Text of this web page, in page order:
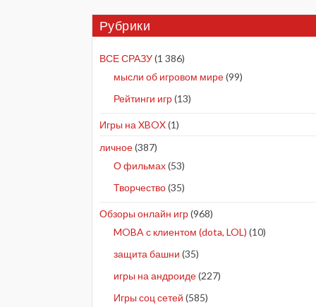
Рубрики
ВСЕ СРАЗУ(1 386)
мысли об игровом мире(99)
Рейтинги игр(13)
Игры на XBOX(1)
личное(387)
О фильмах(53)
Творчество(35)
Обзоры онлайн игр(968)
MOBA с клиентом (dota, LOL) (10)
защита башни (35)
игры на андроиде(227)
Игры соц сетей (585)